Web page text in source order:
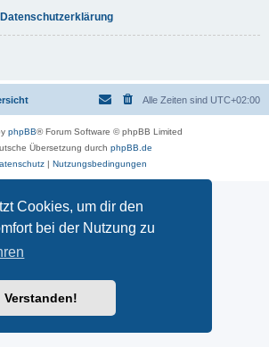
Cookies, um dir den
bei der Nutzung zu
Verstanden!
Datenschutzerklärung
Alle Zeiten sind UTC+02:00
phpBB® Forum Software © phpBB Limited
Übersetzung durch phpBB.de
| Nutzungsbedingungen